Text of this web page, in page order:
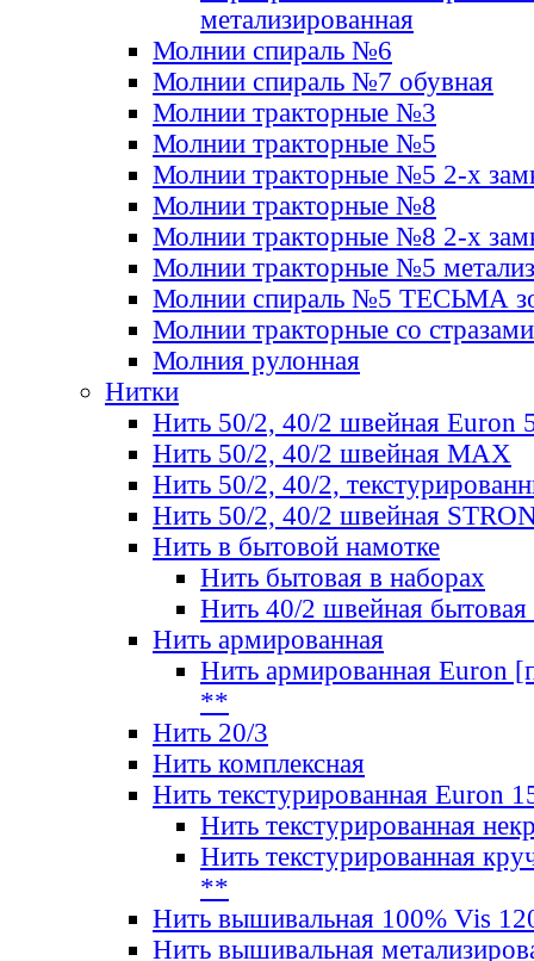
метализированная
Молнии спираль №6
Молнии спираль №7 обувная
Молнии тракторные №3
Молнии тракторные №5
Молнии тракторные №5 2-х
Молнии тракторные №8
Молнии тракторные №8 2-х
Молнии тракторные №5
Молнии спираль №5 ТЕСЬМА
Молнии тракторные со стразами
Молния рулонная
Нитки
Нить 50/2, 40/2 швейная Euron
Нить 50/2, 40/2 швейная МАХ
Нить 50/2, 40/2,
Нить 50/2, 40/2 швейная
Нить в бытовой намотке
Нить бытовая в наборах
Нить 40/2 швейная бытовая
Нить армированная
Нить армированная Euron
**
Нить 20/3
Нить комплексная
Нить текстурированная Euron
Нить текстурированная
Нить текстурированная
**
Нить вышивальная 100% Vis
Нить вышивальная